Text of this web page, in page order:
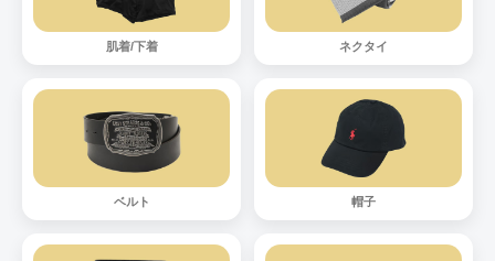
肌着/下着 ネクタイ
ベルト 帽子